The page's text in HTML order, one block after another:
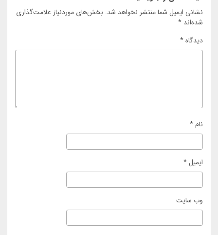
نشانی ایمیل شما منتشر نخواهد شد. بخش‌های موردنیاز علامت‌گذاری
شده‌اند *
دیدگاه*
نام*
ایمیل*
وب‌ سایت